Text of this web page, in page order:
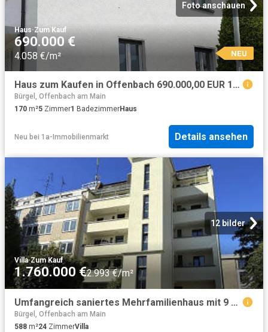
Foto anschauen
Haus·Zum Kauf
690.000 €
4.058 €/m² NEU
Haus zum Kaufen in Offenbach 690.000,00 EUR 170 m²
Bürgel, Offenbach am Main
170 m²5 Zimmer1 BadezimmerHaus
Neu bei 1a-Immobilienmarkt Details ansehen
12 bilder
Villa·Zum Kauf
1.760.000 €2.993 €/m²
Umfangreich saniertes Mehrfamilienhaus mit 9 Top Wohnungen und großem Grundstück
Bürgel, Offenbach am Main
588 m²24 ZimmerVilla